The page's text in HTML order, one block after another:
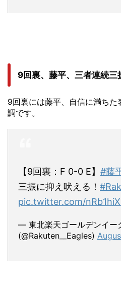
9回裏、藤平、三者連続三
9回裏には藤平、自信に満ち
調です。
【9回裏：F 0-0 E】 #藤
三振に抑え吠える！
pic.twitter.com/
— 東北楽天ゴールデンイー
(@Rakuten__Eagles)